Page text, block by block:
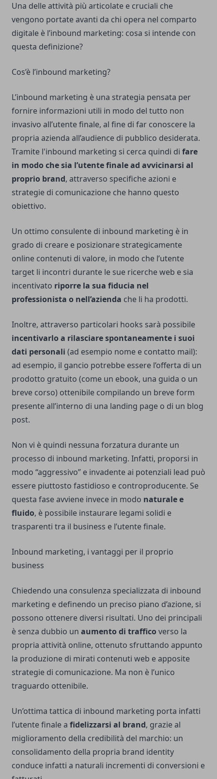
Una delle attività più articolate e cruciali che
vengono portate avanti da chi opera nel comparto
digitale è l’inbound marketing: cosa si intende con
questa definizione?
Cos’è l’inbound marketing?
L’inbound marketing è una strategia pensata per
fornire informazioni utili in modo del tutto non
invasivo all’utente finale, al fine di far conoscere la
propria azienda all’audience di pubblico desiderata.
Tramite l'inbound marketing si cerca quindi di fare
in modo che sia l’utente finale ad avvicinarsi al
proprio brand, attraverso specifiche azioni e
strategie di comunicazione che hanno questo
obiettivo.
Un ottimo consulente di inbound marketing è in
grado di creare e posizionare strategicamente
online contenuti di valore, in modo che l’utente
target li incontri durante le sue ricerche web e sia
incentivato riporre la sua fiducia nel
professionista o nell’azienda che li ha prodotti.
Inoltre, attraverso particolari hooks sarà possibile
incentivarlo a rilasciare spontaneamente i suoi
dati personali (ad esempio nome e contatto mail):
ad esempio, il gancio potrebbe essere l’offerta di un
prodotto gratuito (come un ebook, una guida o un
breve corso) ottenibile compilando un breve form
presente all’interno di una landing page o di un blog
post.
Non vi è quindi nessuna forzatura durante un
processo di inbound marketing. Infatti, proporsi in
modo “aggressivo” e invadente ai potenziali lead può
essere piuttosto fastidioso e controproducente. Se
questa fase avviene invece in modo naturale e
fluido, è possibile instaurare legami solidi e
trasparenti tra il business e l’utente finale.
Inbound marketing, i vantaggi per il proprio
business
Chiedendo una consulenza specializzata di inbound
marketing e definendo un preciso piano d’azione, si
possono ottenere diversi risultati. Uno dei principali
è senza dubbio un aumento di traffico verso la
propria attività online, ottenuto sfruttando appunto
la produzione di mirati contenuti web e apposite
strategie di comunicazione. Ma non è l’unico
traguardo ottenibile.
Un’ottima tattica di inbound marketing porta infatti
l’utente finale a fidelizzarsi al brand, grazie al
miglioramento della credibilità del marchio: un
consolidamento della propria brand identity
conduce infatti a naturali incrementi di conversioni e